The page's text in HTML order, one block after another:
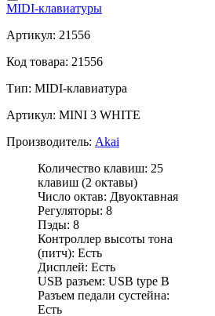
MIDI-клавиатуры
Артикул: 21556
Код товара: 21556
Тип: MIDI-клавиатура
Артикул: MINI 3 WHITE
Производитель: Akai
Количество клавиш: 25
клавиш (2 октавы)
Число октав: Двуоктавная
Регуляторы: 8
Пэды: 8
Контроллер высоты тона
(питч): Есть
Дисплей: Есть
USB разъем: USB type B
Разъем педали сустейна:
Есть